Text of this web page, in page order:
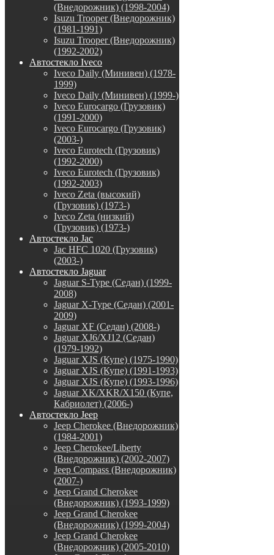
(Внедорожник) (1998-2004)
Isuzu Trooper (Внедорожник)
(1981-1991)
Isuzu Trooper (Внедорожник)
(1992-2002)
Автостекло Iveco
Iveco Daily (Минивен) (1978-
1999)
Iveco Daily (Минивен) (1999-)
Iveco Eurocargo (Грузовик)
(1991-2000)
Iveco Eurocargo (Грузовик)
(2003-)
Iveco Eurotech (Грузовик)
(1992-2000)
Iveco Eurotech (Грузовик)
(1992-2003)
Iveco Zeta (высокий)
(Грузовик) (1973-)
Iveco Zeta (низкий)
(Грузовик) (1973-)
Автостекло Jac
Jac HFC 1020 (Грузовик)
(2003-)
Автостекло Jaguar
Jaguar S-Type (Седан) (1999-
2008)
Jaguar X-Type (Седан) (2001-
2009)
Jaguar XF (Седан) (2008-)
Jaguar XJ6/XJ12 (Седан)
(1979-1992)
Jaguar XJS (Купе) (1975-1990)
Jaguar XJS (Купе) (1991-1993)
Jaguar XJS (Купе) (1993-1996)
Jaguar XK/XKR/X150 (Купе,
Кабриолет) (2006-)
Автостекло Jeep
Jeep Cherokee (Внедорожник)
(1984-2001)
Jeep Cherokee/Liberty
(Внедорожник) (2002-2007)
Jeep Compass (Внедорожник)
(2007-)
Jeep Grand Cherokee
(Внедорожник) (1993-1999)
Jeep Grand Cherokee
(Внедорожник) (1999-2004)
Jeep Grand Cherokee
(Внедорожник) (2005-2010)